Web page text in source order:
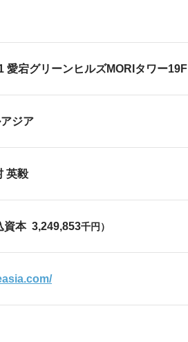
愛宕グリーンヒルズMORIタワー19F
ジア
英毅
資本 3,249,853千円）